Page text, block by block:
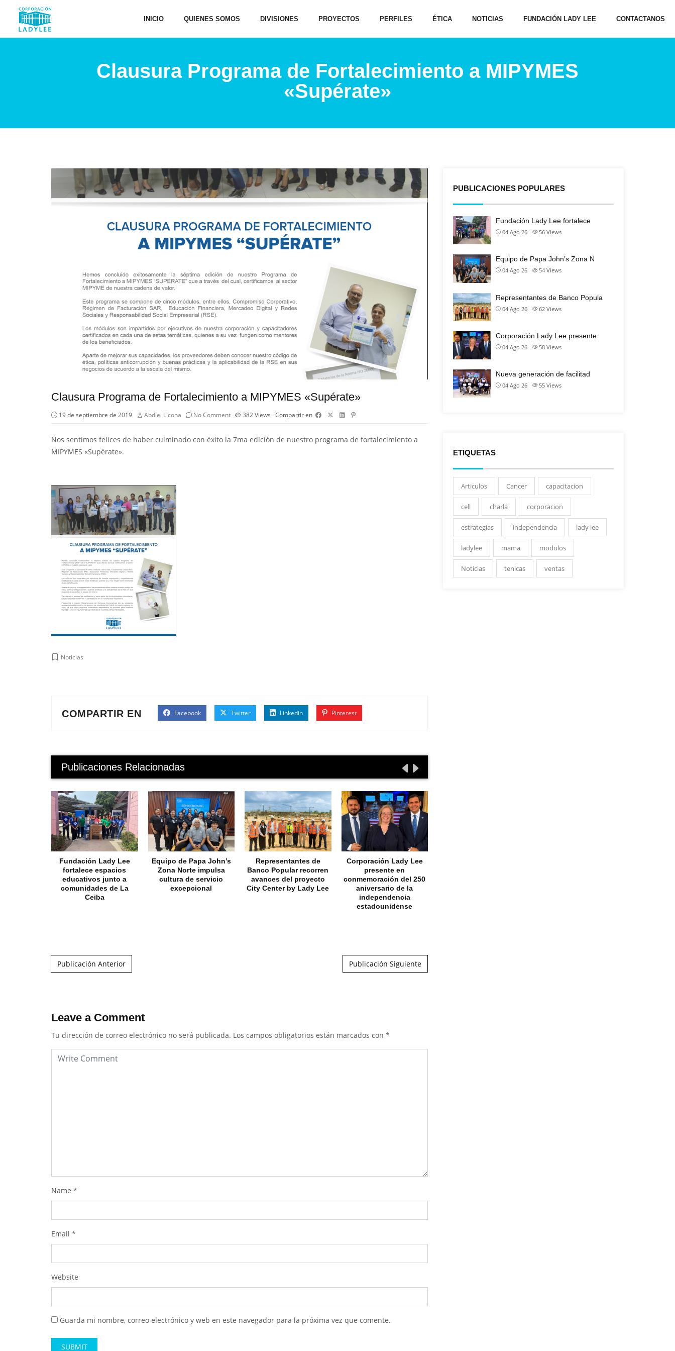
INICIO QUIENES SOMOS DIVISIONES PROYECTOS PERFILES ÉTICA NOTICIAS FUNDACIÓN LADY LEE CONTACTANOS
Clausura Programa de Fortalecimiento a MIPYMES
«Supérate»
Clausura Programa de Fortalecimiento a MIPYMES «Supérate»
19 de septiembre de 2019 Abdiel Licona No Comment 382Views Compartir en
Nos sentimos felices de haber culminado con éxito la 7ma edición de nuestro programa de fortalecimiento a
MIPYMES «Supérate».
Noticias
COMPARTIR EN Facebook Twitter Linkedin Pinterest
Publicaciones Relacionadas
Fundación Lady Lee
fortalece espacios
educativos junto a
comunidades de La
Ceiba
Equipo de Papa John’s
Zona Norte impulsa
cultura de servicio
excepcional
Representantes de
Banco Popular recorren
avances del proyecto
City Center by Lady Lee
Corporación Lady Lee
presente en
conmemoración del 250
aniversario de la
independencia
estadounidense
Publicación Anterior Publicación Siguiente
Leave a Comment
Tu dirección de correo electrónico no será publicada. Los campos obligatorios están marcados con *
Name *
Email *
Website
Guarda mi nombre, correo electrónico y web en este navegador para la próxima vez que comente.
PUBLICACIONES POPULARES
Fundación Lady Lee fortalece
04 Ago 26 56 Views
Equipo de Papa John’s Zona N
04 Ago 26 54 Views
Representantes de Banco Popula
04 Ago 26 62 Views
Corporación Lady Lee presente
04 Ago 26 58 Views
Nueva generación de facilitad
04 Ago 26 55 Views
ETIQUETAS
Articulos Cancer capacitacion
cell charla corporacion
estrategias independencia lady lee
ladylee mama modulos
Noticias tenicas ventas